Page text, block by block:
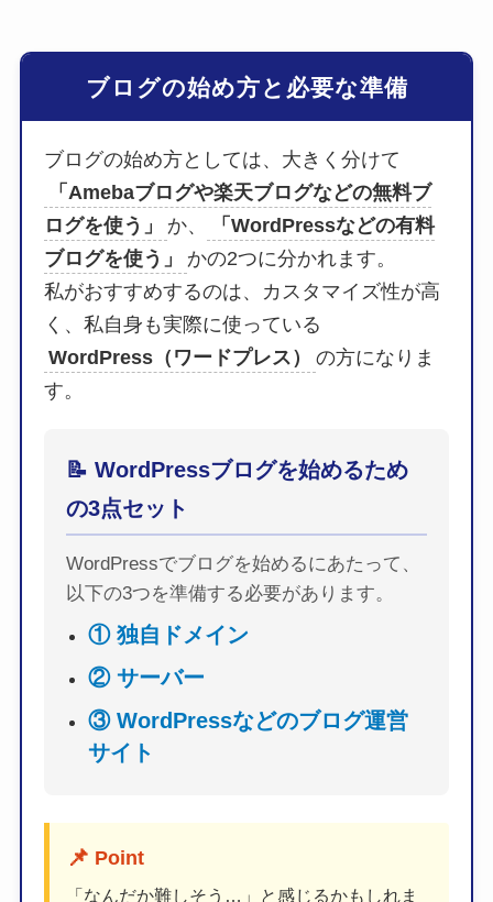
ブログの始め方と必要な準備
ブログの始め方としては、大きく分けて
「Amebaブログや楽天ブログなどの無料ブ
ログを使う」
か、
「WordPressなどの有料
ブログを使う」
かの2つに分かれます。
私がおすすめするのは、カスタマイズ性が高
く、私自身も実際に使っている
WordPress（ワードプレス）
の方になりま
す。
📝 WordPressブログを始めるため
の3点セット
WordPressでブログを始めるにあたって、
以下の3つを準備する必要があります。
① 独自ドメイン
② サーバー
③ WordPressなどのブログ運営
サイト
📌 Point
「なんだか難しそう…」と感じるかもしれま